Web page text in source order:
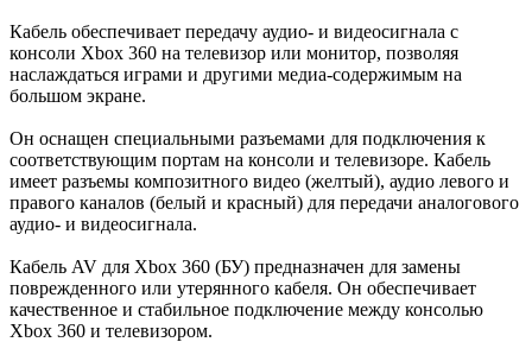
Кабель обеспечивает передачу аудио- и видеосигнала с
консоли Xbox 360 на телевизор или монитор, позволяя
наслаждаться играми и другими медиа-содержимым на
большом экране.
Он оснащен специальными разъемами для подключения к
соответствующим портам на консоли и телевизоре. Кабель
имеет разъемы композитного видео (желтый), аудио левого и
правого каналов (белый и красный) для передачи аналогового
аудио- и видеосигнала.
Кабель AV для Xbox 360 (БУ) предназначен для замены
поврежденного или утерянного кабеля. Он обеспечивает
качественное и стабильное подключение между консолью
Xbox 360 и телевизором.